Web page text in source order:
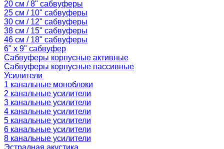
20 см / 8" сабвуферы
25 см / 10" сабвуферы
30 см / 12" сабвуферы
38 см / 15" сабвуферы
46 см / 18" сабвуферы
6" x 9" сабвуфер
Сабвуферы корпусные активные
Сабвуферы корпусные пассивные
Усилители
1 канальные моноблоки
2 канальные усилители
3 канальные усилители
4 канальные усилители
5 канальные усилители
6 канальные усилители
8 канальные усилители
Эстрадная акустика